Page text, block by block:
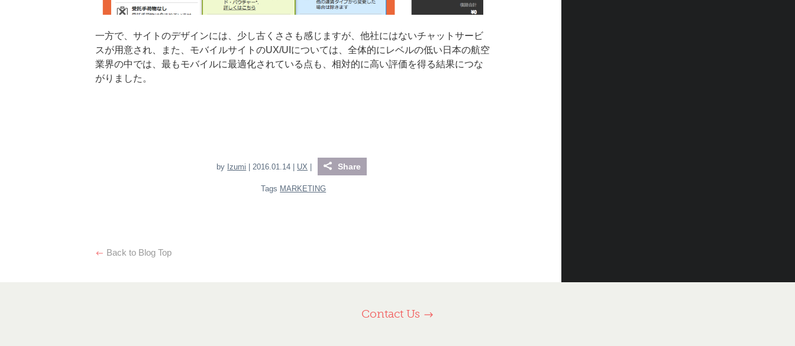
一方で、サイトのデザインには、少し古くささも感じますが、他社にはないチャットサービ
スが用意され、また、モバイルサイトのUX/UIについては、全体的にレベルの低い日本の航空
業界の中では、最もモバイルに最適化されている点も、相対的に高い評価を得る結果につな
がりました。
by Izumi | 2016.01.14 | UX Share
Tags MARKETING
Back to Blog Top
Contact Us